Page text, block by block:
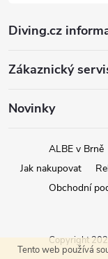
Tento web používá
Diving.cz
Zákaznický
Novinky
ALBE v Brně
Jak nakupovat
Obchodní
Copyright